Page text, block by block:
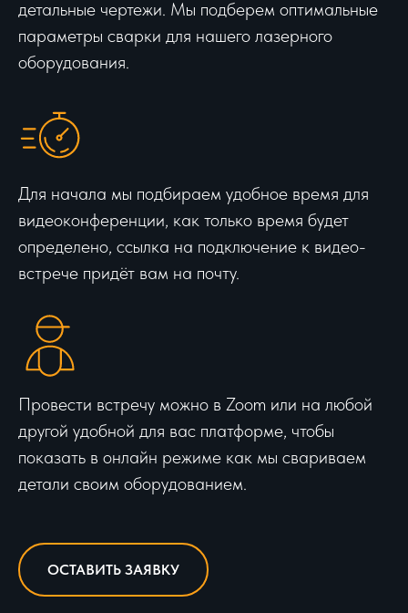
детальные чертежи. Мы подберем оптимальные
параметры сварки для нашего лазерного
оборудования.
Для начала мы подбираем удобное время для
видеоконференции, как только время будет
определено, ссылка на подключение к видео-
встрече придёт вам на почту.
Провести встречу можно в Zoom или на любой
другой удобной для вас платформе, чтобы
показать в онлайн режиме как мы свариваем
детали своим оборудованием.
ОСТАВИТЬ ЗАЯВКУ